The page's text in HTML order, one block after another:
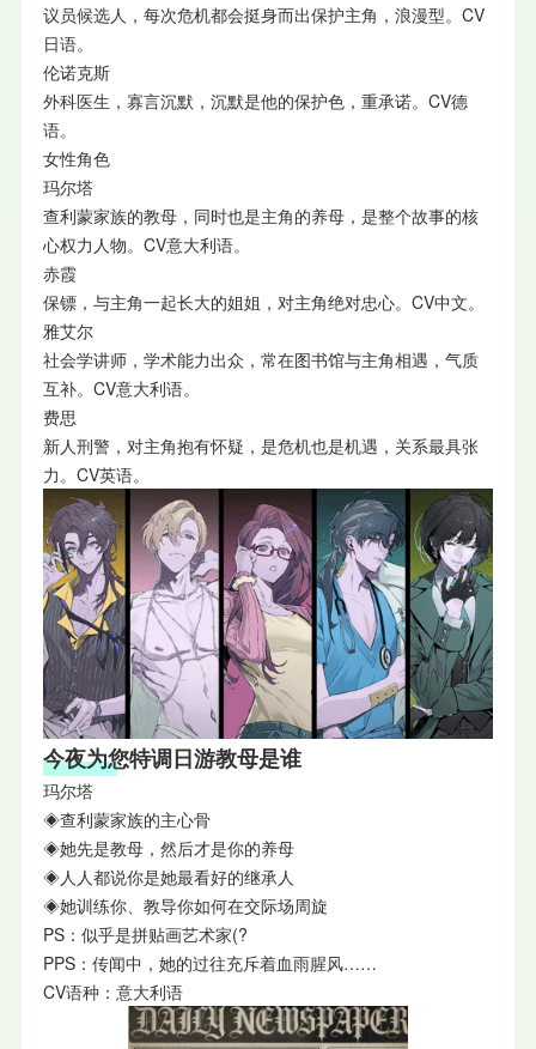
议员候选人，每次危机都会挺身而出保护主角，浪漫型。CV
日语。
伦诺克斯
外科医生，寡言沉默，沉默是他的保护色，重承诺。CV德
语。
女性角色
玛尔塔
查利蒙家族的教母，同时也是主角的养母，是整个故事的核
心权力人物。CV意大利语。
赤霞
保镖，与主角一起长大的姐姐，对主角绝对忠心。CV中文。
雅艾尔
社会学讲师，学术能力出众，常在图书馆与主角相遇，气质
互补。CV意大利语。
费思
新人刑警，对主角抱有怀疑，是危机也是机遇，关系最具张
力。CV英语。
今夜为您特调日游教母是谁
玛尔塔
◈查利蒙家族的主心骨
◈她先是教母，然后才是你的养母
◈人人都说你是她最看好的继承人
◈她训练你、教导你如何在交际场周旋
PS：似乎是拼贴画艺术家(?
PPS：传闻中，她的过往充斥着血雨腥风……
CV语种：意大利语